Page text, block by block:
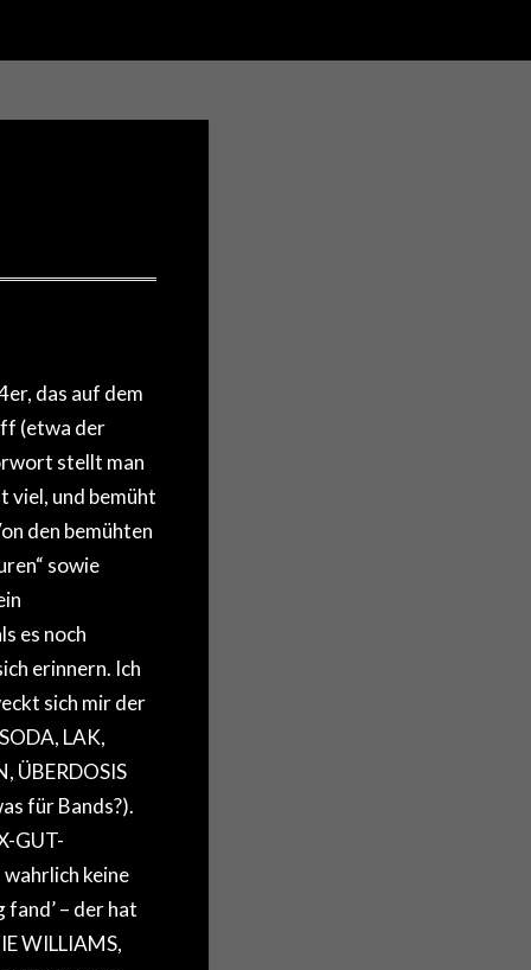
das auf dem
(etwa der
stellt man
viel, und bemüht
den bemühten
sowie
es noch
erinnern. Ich
sich mir der
LAK,
ÜBERDOSIS
für Bands?).
GUT-
keine
– der hat
WILLIAMS,